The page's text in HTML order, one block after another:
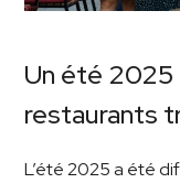
Un été 2025
restaurants
L’été 2025 a été